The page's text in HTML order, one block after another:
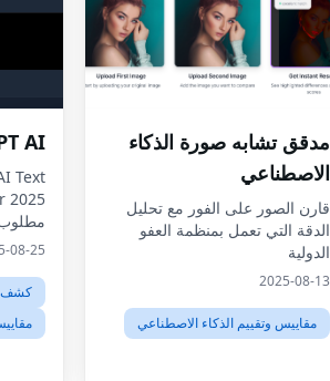
مدقق تشابه صورة الذكاء
الاصطناعي
قارن الصور على الفور مع تحليل
الدقة التي تعمل بمنظمة العفو
الدولية
2025-08-13
مقاييس وتقييم الذكاء الاصطناعي
AI
Text
08-25
كشف